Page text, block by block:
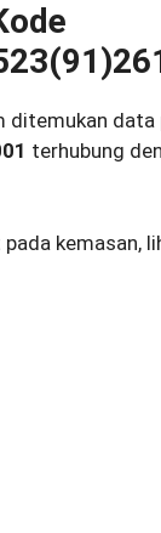
data
terhubung
kemasan,